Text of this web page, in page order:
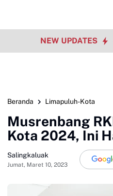
NEW UPDATES
Beranda Limapuluh-Kota
Musrenbang
Kota 2024, Ini
Salingkaluak
Jumat, Maret 10, 2023